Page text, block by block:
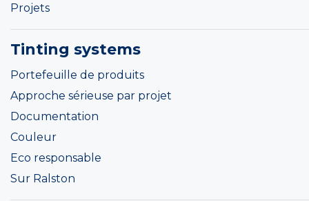
Projets
Tinting systems
Portefeuille de produits
Approche sérieuse par projet
Documentation
Couleur
Eco responsable
Sur Ralston